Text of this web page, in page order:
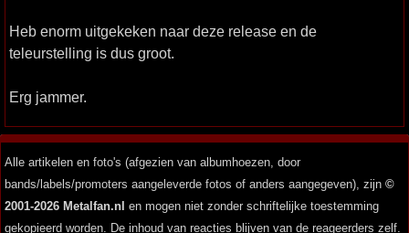
Heb enorm uitgekeken naar deze release en de
teleurstelling is dus groot.
Erg jammer.
Alle artikelen en foto's (afgezien van albumhoezen, door
bands/labels/promoters aangeleverde fotos of anders aangegeven), zijn ©
2001-2026 Metalfan.nl en mogen niet zonder schriftelijke toestemming
gekopieerd worden. De inhoud van reacties blijven van de reageerders zelf.